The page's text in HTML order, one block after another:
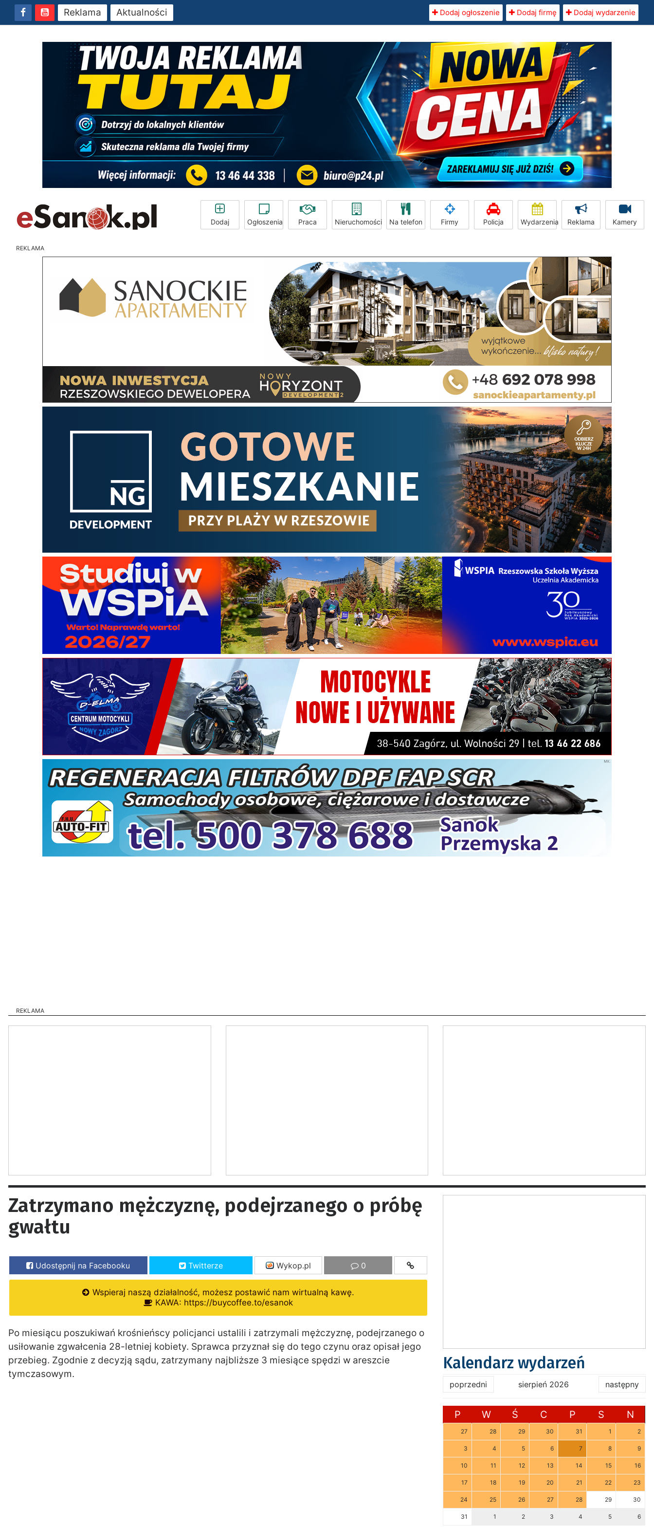
Reklama Aktualności Dodaj ogłoszenie Dodaj firmę Dodaj wydarzenie
Dodaj Ogłoszenia Praca Nieruchomości Na telefon Firmy Policja Wydarzenia Reklama Kamery
REKLAMA
REKLAMA
Zatrzymano mężczyznę, podejrzanego o próbę
gwałtu
Udostępnij na Facebooku Twitterze Wykop.pl 0
Wspieraj naszą działalność, możesz postawić nam wirtualną kawę.
KAWA: https://buycoffee.to/esanok
Po miesiącu poszukiwań krośnieńscy policjanci ustalili i zatrzymali mężczyznę, podejrzanego o
usiłowanie zgwałcenia 28-letniej kobiety. Sprawca przyznał się do tego czynu oraz opisał jego
przebieg. Zgodnie z decyzją sądu, zatrzymany najbliższe 3 miesiące spędzi w areszcie
tymczasowym.
Kalendarz wydarzeń
poprzedni sierpień 2026 następny
P W Ś C P S N
27 28 29 30 31 1 2
3 4 5 6 7 8 9
10 11 12 13 14 15 16
17 18 19 20 21 22 23
24 25 26 27 28 29 30
31 1 2 3 4 5 6